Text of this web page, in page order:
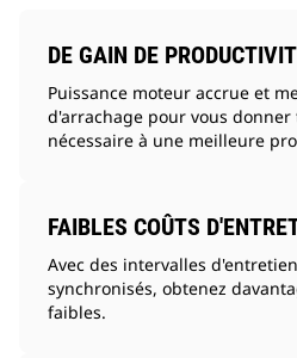
DE GAIN DE
Puissance moteur accrue et
d'arrachage pour vous
nécessaire à une meilleure
FAIBLES COÛTS
Avec des intervalles
synchronisés, obtenez
faibles.